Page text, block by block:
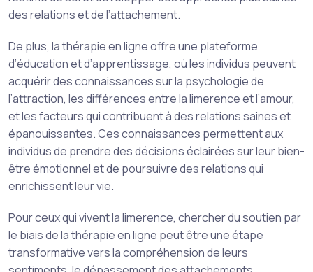
des relations et de l’attachement.
De plus, la thérapie en ligne offre une plateforme
d’éducation et d’apprentissage, où les individus peuvent
acquérir des connaissances sur la psychologie de
l’attraction, les différences entre la limerence et l’amour,
et les facteurs qui contribuent à des relations saines et
épanouissantes. Ces connaissances permettent aux
individus de prendre des décisions éclairées sur leur bien-
être émotionnel et de poursuivre des relations qui
enrichissent leur vie.
Pour ceux qui vivent la limerence, chercher du soutien par
le biais de la thérapie en ligne peut être une étape
transformative vers la compréhension de leurs